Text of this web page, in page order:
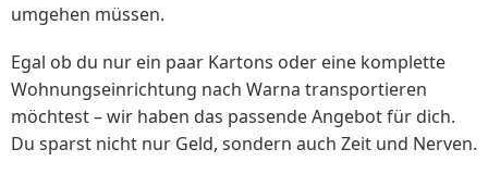
umgehen müssen.
Egal ob du nur ein paar Kartons oder eine komplette
Wohnungseinrichtung nach Warna transportieren
möchtest – wir haben das passende Angebot für dich.
Du sparst nicht nur Geld, sondern auch Zeit und Nerven.